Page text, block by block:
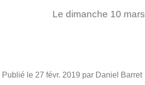
Le dimanche 10 mars
Publié le 27 févr. 2019 par Daniel Barret